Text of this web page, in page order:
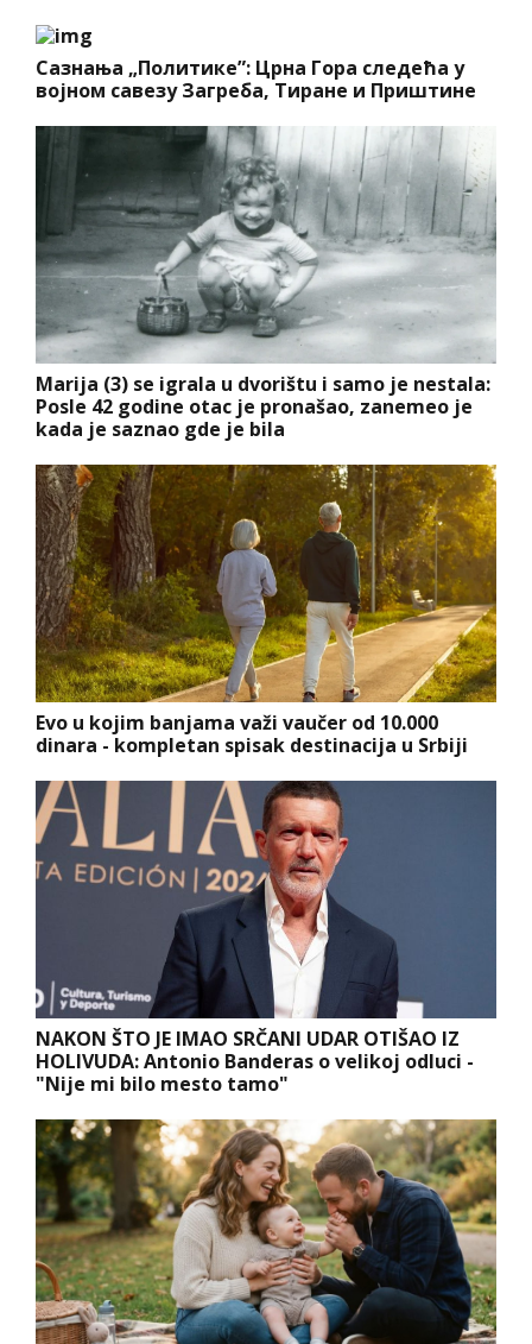
Сазнања „Политике”: Црна Гора следећа у
војном савезу Загреба, Тиране и Приштине
Marija (3) se igrala u dvorištu i samo je nestala:
Posle 42 godine otac je pronašao, zanemeo je
kada je saznao gde je bila
Evo u kojim banjama važi vaučer od 10.000
dinara - kompletan spisak destinacija u Srbiji
NAKON ŠTO JE IMAO SRČANI UDAR OTIŠAO IZ
HOLIVUDA: Antonio Banderas o velikoj odluci -
"Nije mi bilo mesto tamo"